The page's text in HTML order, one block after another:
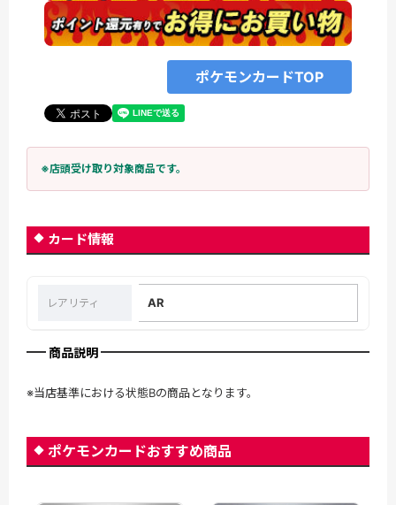
ポケモンカードTOP
※店頭受け取り対象商品です。
カード情報
レアリティ AR
商品説明
※当店基準における状態Bの商品となります。
ポケモンカードおすすめ商品